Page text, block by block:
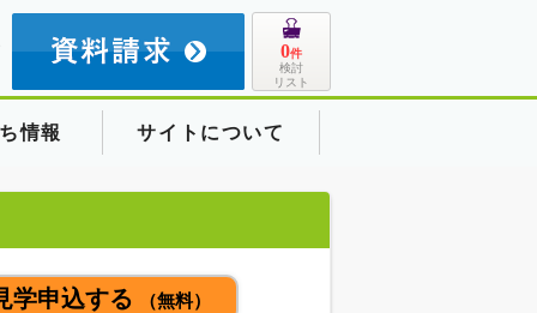
0件
検討
リスト
情報 サイトについて
学申込する （無料）